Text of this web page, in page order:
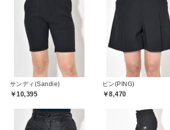
サンディ(Sandie)
￥10,395
ピン(PING)
￥8,470